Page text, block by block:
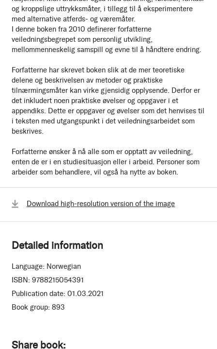
og kroppslige uttrykksmåter, i tillegg til å eksperimentere
med alternative atferds- og væremåter.
I denne boken fra 2010 definerer forfatterne
veiledningsbegrepet som personlig utvikling,
mellommenneskelig samspill og evne til å håndtere endring.
Forfatterne har skrevet boken slik at de mer teoretiske
delene og beskrivelsen av metoder og praktiske
tilnærmingsmåter kan virke gjensidig opplysende. Derfor er
det inkludert noen praktiske øvelser og oppgaver i et
appendiks. Dette er oppgaver og øvelser som det henvises til
i teksten med utgangspunkt i det veiledningsarbeidet som
beskrives.
Forfatterne ønsker å nå alle som er opptatt av veiledning,
enten de er i en studiesituasjon eller i arbeid. Personer som
arbeider som behandlere, vil også ha nytte av boken.
Share book:
Download high-resolution version of the image
Detailed information
Language: Norwegian
ISBN: 9788215054391
Publication date: 01.03.2021
Book group: 893